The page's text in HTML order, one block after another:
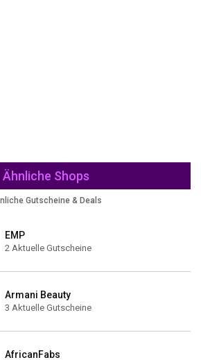
Ähnliche Shops
Gutscheine & Deals
EMP
2 Aktuelle Gutscheine
Armani Beauty
3 Aktuelle Gutscheine
AfricanFabs